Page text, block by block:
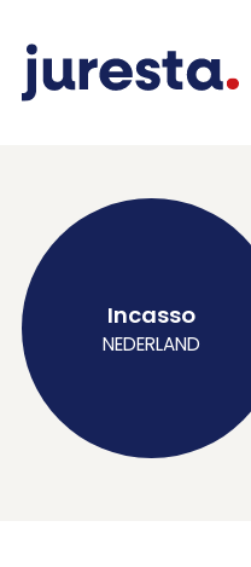
Incasso
NEDERLAND